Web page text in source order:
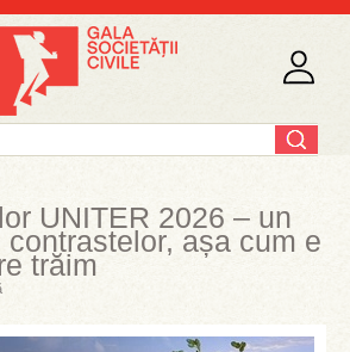
UNITER 2026 – un
așa cum e
trăim